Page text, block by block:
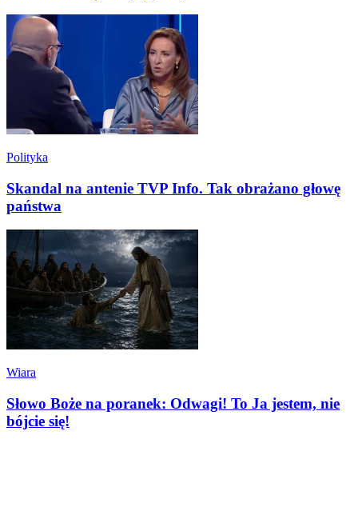
Polityka
Skandal na antenie TVP Info. Tak obrażano głowę
państwa
Wiara
Słowo Boże na poranek: Odwagi! To Ja jestem, nie
bójcie się!